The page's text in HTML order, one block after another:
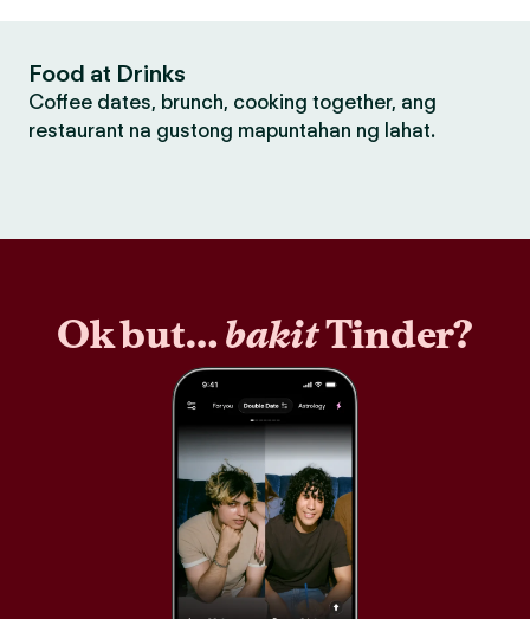
Food at Drinks
Coffee dates, brunch, cooking together, ang
restaurant na gustong mapuntahan ng lahat.
Ok but…bakitTinder?